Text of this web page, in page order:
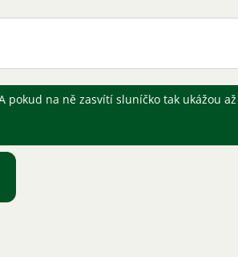
na ně zasvítí sluníčko tak ukážou